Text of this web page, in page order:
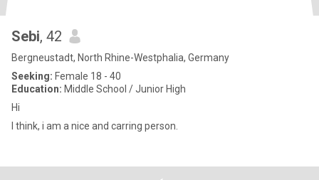
Sebi, 42
Bergneustadt, North Rhine-Westphalia, Germany
Seeking: Female 18 - 40
Education: Middle School / Junior High
Hi
I think, i am a nice and carring person.